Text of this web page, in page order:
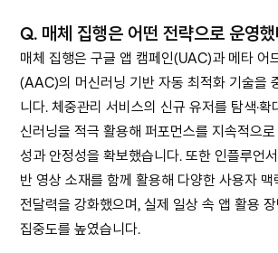
Q. 매체 집행은 어떤 전략으로 운영
매체 집행은 구글 앱 캠페인(UAC)과 메타 어
(AAC)의 머신러닝 기반 자동 최적화 기술을
니다. 체중관리 서비스의 신규 유저를 탐색·확
신러닝을 적극 활용해 퍼포먼스를 지속적으
성과 안정성을 확보했습니다. 또한 인플루언
반 영상 소재를 함께 활용해 다양한 사용자 맥
전달력을 강화했으며, 실제 일상 속 앱 활용
집중도를 높였습니다.